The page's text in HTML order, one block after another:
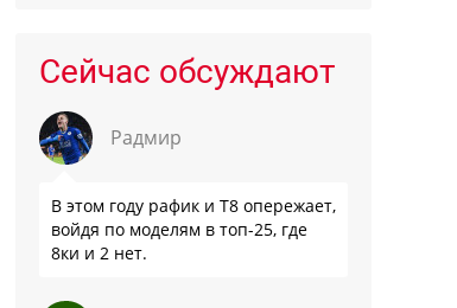
Сейчас обсуждают
Радмир
В этом году рафик и Т8 опережает,
войдя по моделям в топ-25, где
8ки и 2 нет.